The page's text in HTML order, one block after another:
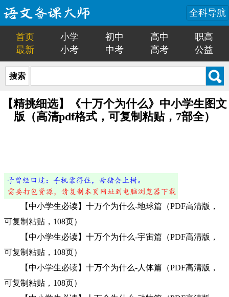
全科导航
首页 小学 初中 高中
职高
最新
小考 中考 高考 公益
搜索
【精挑细选】《十万个为什么》中小学生图文
版（高清pdf格式，可复制粘贴，7部全）
【中小学生必读】十万个为什么-地球篇（PDF高清版，
可复制粘贴，108页）
【中小学生必读】十万个为什么-宇宙篇（PDF高清版，
可复制粘贴，108页）
【中小学生必读】十万个为什么-人体篇（PDF高清版，
可复制粘贴，108页）